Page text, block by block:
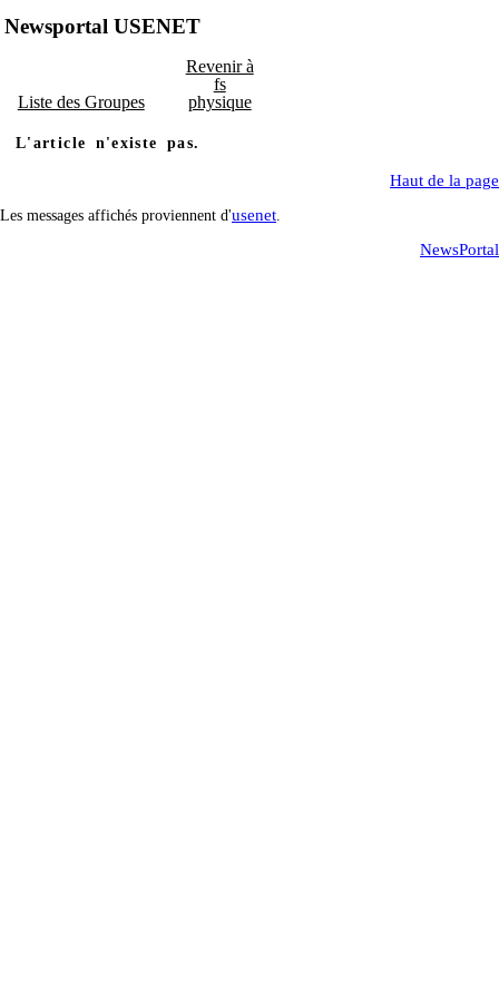
Newsportal USENET
Liste des Groupes
Revenir à
fs
physique
L'article n'existe pas.
Haut de la page
Les messages affichés proviennent d'usenet
NewsPortal